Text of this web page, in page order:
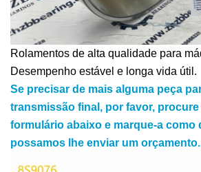
Rolamentos de alta qualidade para
Desempenho estável e longa vida útil.
Se precisar de mais alguma peça
transmissão final, por favor, procure
formulário abaixo e marque-a como
possamos lhe enviar um orçamento.